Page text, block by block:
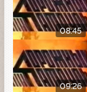
08:45
09:26